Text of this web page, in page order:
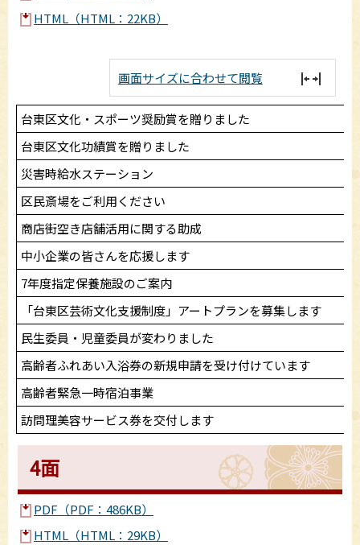
HTML（HTML：22KB）
画面サイズに合わせて閲覧
台東区文化・スポーツ奨励賞を贈りました
台東区文化功績賞を贈りました
災害時給水ステーション
区民斎場をご利用ください
商店街空き店舗活用に関する助成
中小企業の皆さんを応援します
7年度指定保養施設のご案内
「台東区芸術文化支援制度」アートプランを募集します
民生委員・児童委員が変わりました
高齢者ふれあい入浴券の新規申請を受け付けています
高齢者緊急一時宿泊事業
訪問理美容サービス券を交付します
4面
PDF（PDF：486KB）
HTML（HTML：29KB）